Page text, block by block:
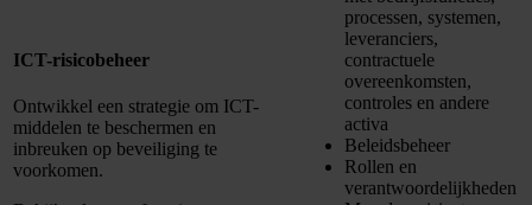
ICT-risicobeheer
Ontwikkel een strategie om ICT-
middelen te beschermen en
inbreuken op beveiliging te
voorkomen.
processen, systemen,
leveranciers,
contractuele
overeenkomsten,
controles en andere
activa
Beleidsbeheer
Rollen en
verantwoordelijkheden